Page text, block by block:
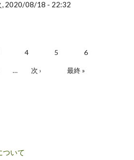
, 2020/08/18 - 22:32
4 5 6
… 次 › 最終 »
ついて